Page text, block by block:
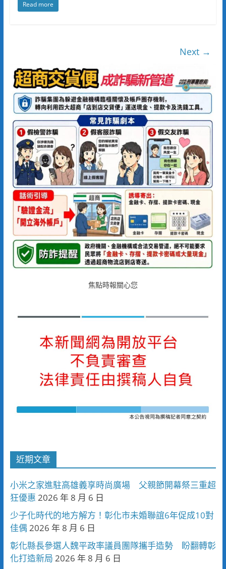
Read more
Next →
焦點時報關心您
近期文章
小米之家進駐高雄義享時尚廣場 父親節開幕祭三重超
狂優惠 2026 年 8 月 6 日
少子化時代的地方解方！彰化市未婚聯誼6年促成10對
佳偶 2026 年 8 月 6 日
彰化縣長參選人魏平政率議員團隊攜手造勢 盼翻轉彰
化打造新局 2026 年 8 月 6 日